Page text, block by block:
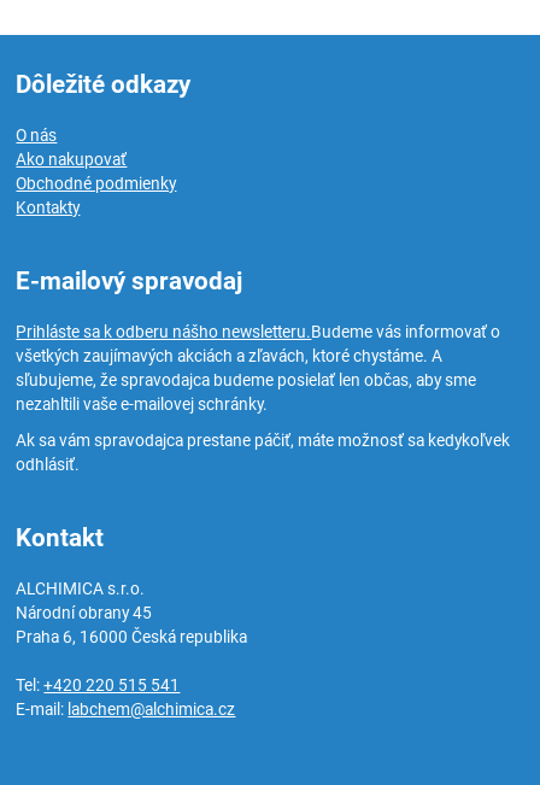
Dôležité odkazy
O nás
Ako nakupovať
Obchodné podmienky
Kontakty
E-mailový spravodaj
Prihláste sa k odberu nášho newsletteru.Budeme vás informovať o
všetkých zaujímavých akciách a zľavách, ktoré chystáme. A
sľubujeme, že spravodajca budeme posielať len občas, aby sme
nezahltili vaše e-mailovej schránky.
Ak sa vám spravodajca prestane páčiť, máte možnosť sa kedykoľvek
odhlásiť.
Kontakt
ALCHIMICA s.r.o.
Národní obrany 45
Praha 6, 16000Česká republika
Tel:+420 220 515 541
E-mail: labchem@alchimica.cz